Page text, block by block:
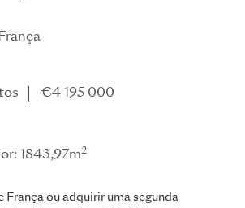
€4 195 000
1843,97m2
França ou adquirir uma segunda